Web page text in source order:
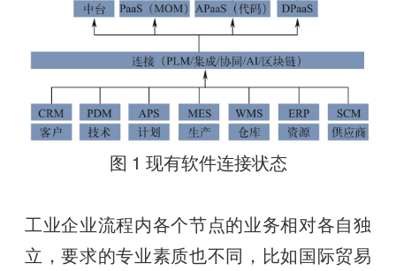
图 1 现有软件连接状态
工业企业流程内各个节点的业务相对各自独
立，要求的专业素质也不同，比如国际贸易